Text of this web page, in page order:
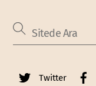
Twitter